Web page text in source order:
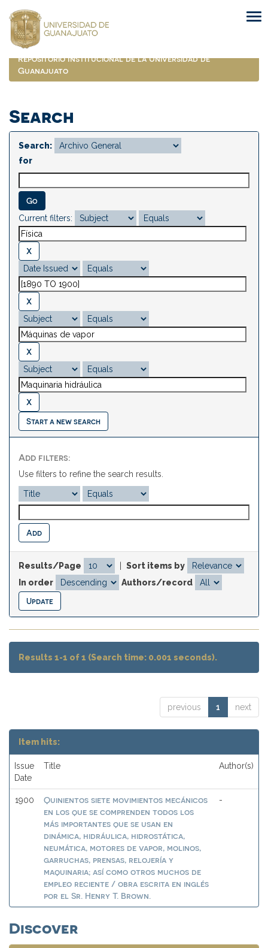
navigation
Repositorio Institucional de la Universidad de
Guanajuato
Search
Search:
for
Current filters:
Start a new search
Add filters:
Use filters to refine the search results.
Results/Page
Sort items by
In order
Authors/record
Results 1-1 of 1 (Search time: 0.001 seconds).
previous 1 next
Item hits:
Issue
Date
Title Author(s)
1900
Quinientos siete movimientos mecánicos
en los que se comprenden todos los
más importantes que se usan en
dinámica, hidráulica, hidrostática,
neumática, motores de vapor, molinos,
garruchas, prensas, relojería y
maquinaria; así como otros muchos de
empleo reciente / obra escrita en inglés
por el Sr. Henry T. Brown.
-
Discover